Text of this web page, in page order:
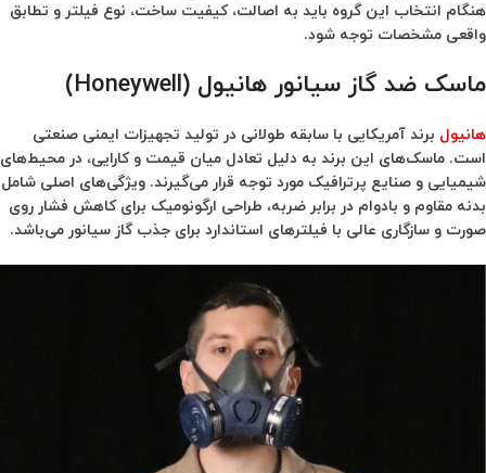
هنگام انتخاب این گروه باید به اصالت، کیفیت ساخت، نوع فیلتر و تطابق
واقعی مشخصات توجه شود.
ماسک ضد گاز سیانور هانیول (Honeywell)
هانیول برند آمریکایی با سابقه طولانی در تولید تجهیزات ایمنی صنعتی
است. ماسک‌های این برند به دلیل تعادل میان قیمت و کارایی، در محیط‌های
شیمیایی و صنایع پرترافیک مورد توجه قرار می‌گیرند. ویژگی‌های اصلی شامل
بدنه مقاوم و بادوام در برابر ضربه، طراحی ارگونومیک برای کاهش فشار روی
صورت و سازگاری عالی با فیلترهای استاندارد برای جذب گاز سیانور می‌باشد.